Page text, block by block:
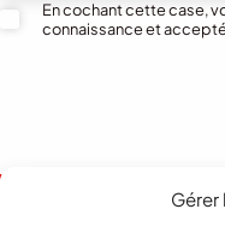
En cochant cette case,
connaissance et